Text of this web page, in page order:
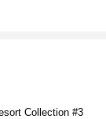
Collection #3